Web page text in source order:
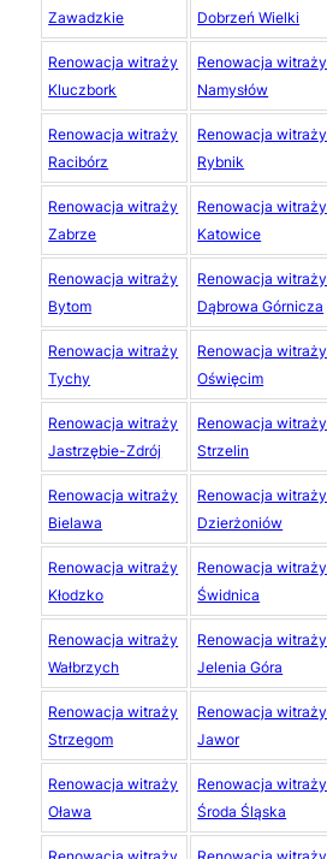
Zawadzkie
Dobrzeń Wielki
Renowacja witraży
Kluczbork
Renowacja witraży
Namysłów
Renowacja witraży
Racibórz
Renowacja witraży
Rybnik
Renowacja witraży
Zabrze
Renowacja witraży
Katowice
Renowacja witraży
Bytom
Renowacja witraży
Dąbrowa Górnicza
Renowacja witraży
Tychy
Renowacja witraży
Oświęcim
Renowacja witraży
Jastrzębie-Zdrój
Renowacja witraży
Strzelin
Renowacja witraży
Bielawa
Renowacja witraży
Dzierżoniów
Renowacja witraży
Kłodzko
Renowacja witraży
Świdnica
Renowacja witraży
Wałbrzych
Renowacja witraży
Jelenia Góra
Renowacja witraży
Strzegom
Renowacja witraży
Jawor
Renowacja witraży
Oława
Renowacja witraży
Środa Śląska